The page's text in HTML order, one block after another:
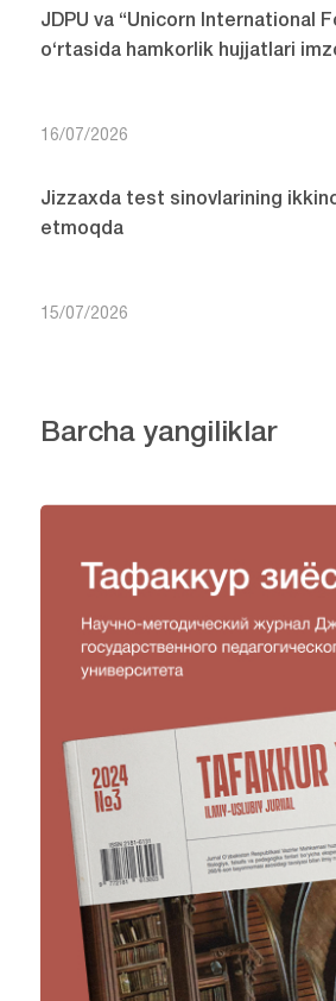
JDPU va “Unicorn International
o‘rtasida hamkorlik hujjatlari
16/07/2026
Jizzaxda test sinovlarining
etmoqda
15/07/2026
Barcha yangiliklar